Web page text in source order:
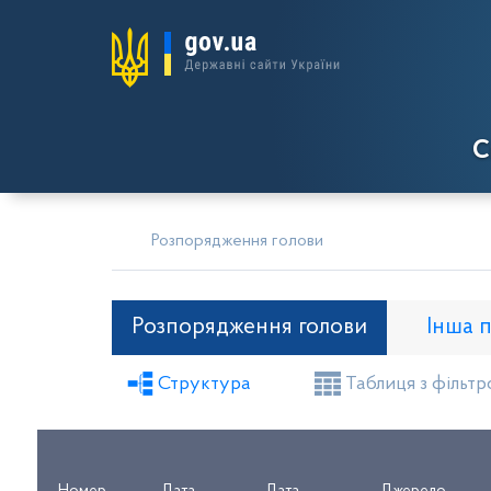
Розпорядження голови
Розпорядження голови Інша
Засідання районної ради Рішення
Структура Таблиця з